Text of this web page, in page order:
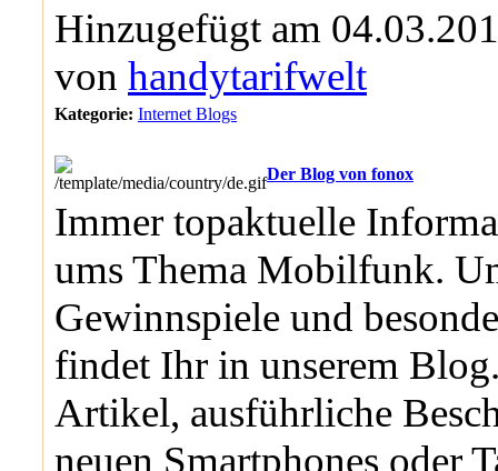
Hinzugefügt am
von handytarifwelt
Kategorie: Internet Blogs
Der Blog von fonox
Immer topaktuelle
ums Thema Mobilfunk.
Gewinnspiele und
findet Ihr in unserem
Artikel, ausführliche
neuen Smartphones oder